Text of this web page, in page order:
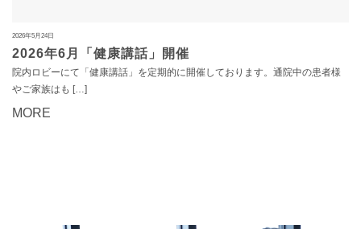
2026年5月24日
2026年6月「健康講話」開催
院内ロビーにて「健康講話」を定期的に開催しております。通院中の患者様
やご家族はも […]
MORE